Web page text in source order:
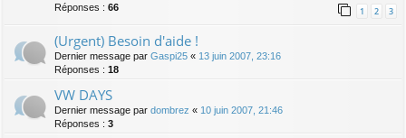
Réponses : 66 1 2 3
(Urgent) Besoin d'aide !
Dernier message par Gaspi25 « 13 juin 2007, 23:16
Réponses : 18
VW DAYS
Dernier message par dombrez « 10 juin 2007, 21:46
Réponses : 3